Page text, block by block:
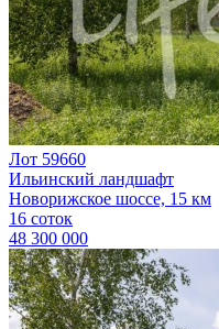
Лот 59660
Ильинский ландшафт
Новорижское шоссе, 15 км
16 соток
48 300 000